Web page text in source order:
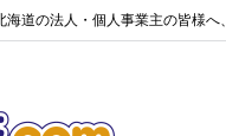
海道の法人・個人事業主の皆様へ、